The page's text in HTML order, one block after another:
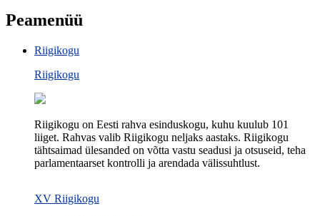
Peamenüü
Riigikogu
Riigikogu
Riigikogu on Eesti rahva esinduskogu, kuhu kuulub 101
liiget. Rahvas valib Riigikogu neljaks aastaks. Riigikogu
tähtsaimad ülesanded on võtta vastu seadusi ja otsuseid, teha
parlamentaarset kontrolli ja arendada välissuhtlust.
XV Riigikogu